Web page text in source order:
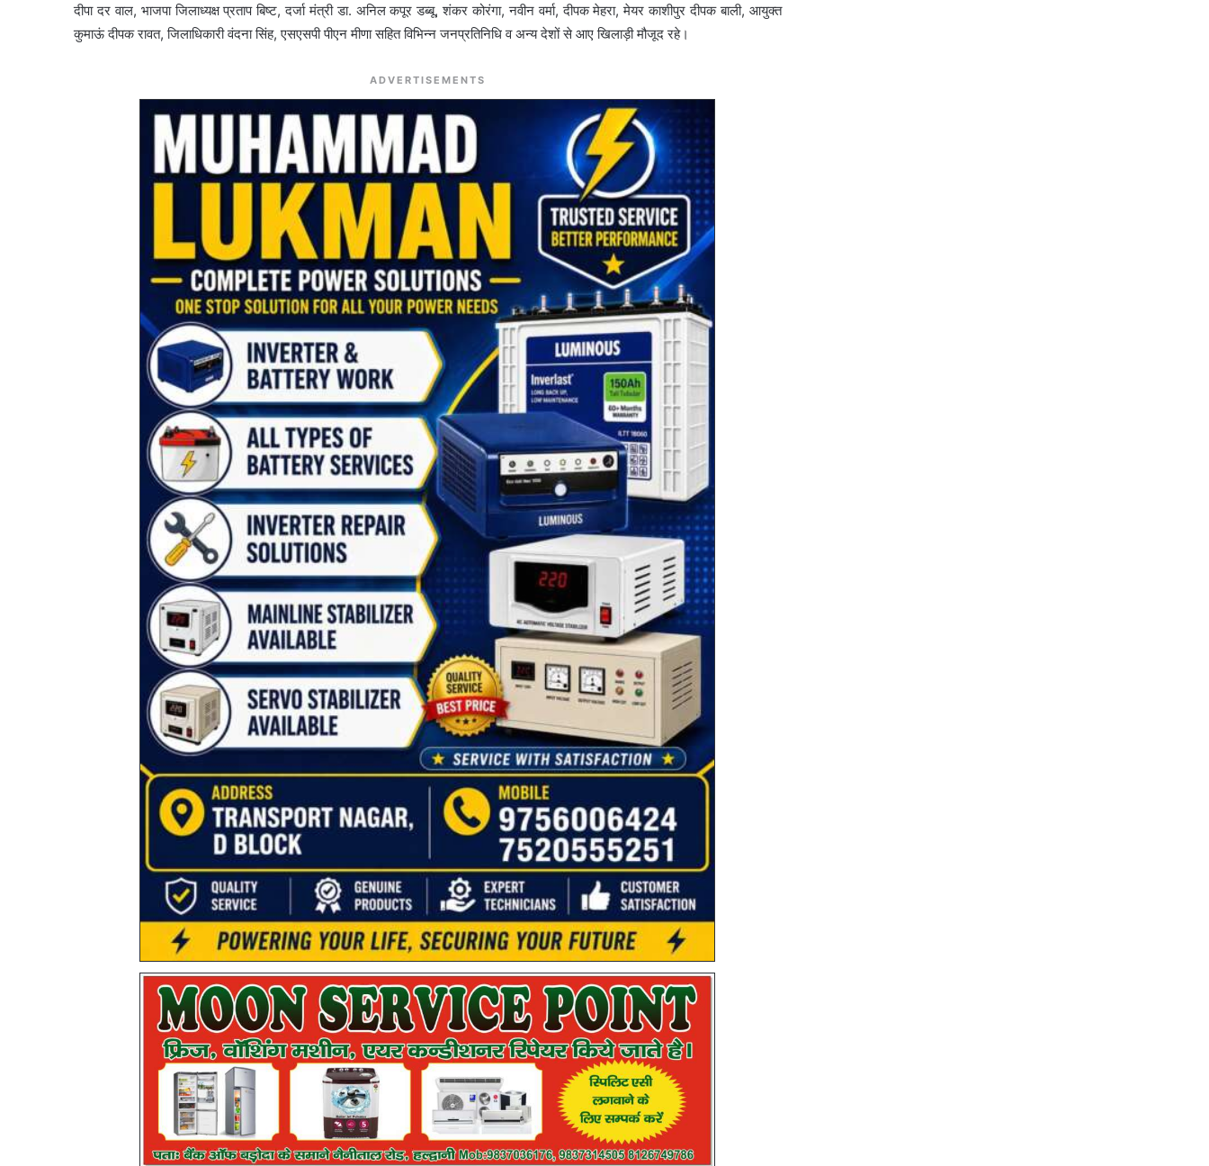
दीपा दर वाल, भाजपा जिलाध्यक्ष प्रताप बिष्ट, दर्जा मंत्री डा. अनिल कपूर डब्बू, शंकर कोरंगा, नवीन वर्मा, दीपक मेहरा, मेयर काशीपुर दीपक बाली, आयुक्त
कुमाऊं दीपक रावत, जिलाधिकारी वंदना सिंह, एसएसपी पीएन मीणा सहित विभिन्न जनप्रतिनिधि व अन्य देशों से आए खिलाड़ी मौजूद रहे।
ADVERTISEMENTS